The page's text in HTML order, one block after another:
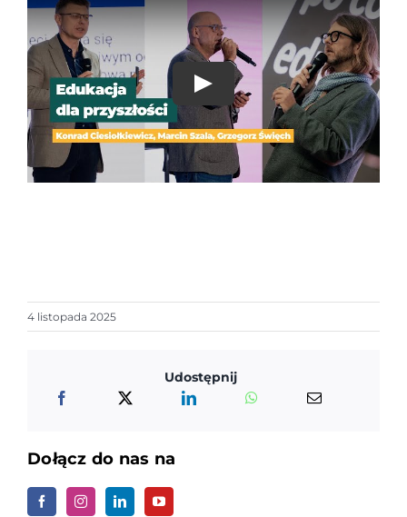
4 listopada 2025
Udostępnij
Dołącz do nas na